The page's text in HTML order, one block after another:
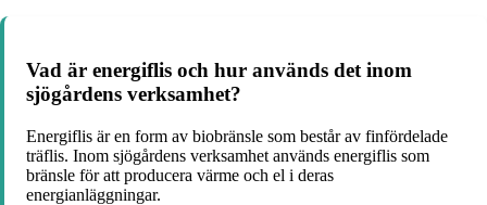
Vad är energiflis och hur används det inom
sjögårdens verksamhet?
Energiflis är en form av biobränsle som består av finfördelade
träflis. Inom sjögårdens verksamhet används energiflis som
bränsle för att producera värme och el i deras
energianläggningar.